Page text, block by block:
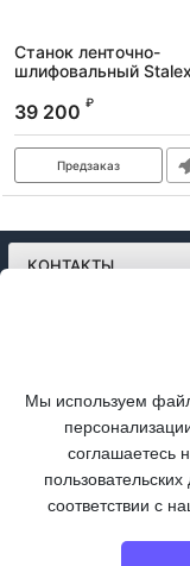
Станок ленточно-
шлифовальный
389012
39 200 ₽
Предзаказ
КОНТАКТЫ
ПОДПИСКА
Мы используем
соглашаетесь
соответствии с